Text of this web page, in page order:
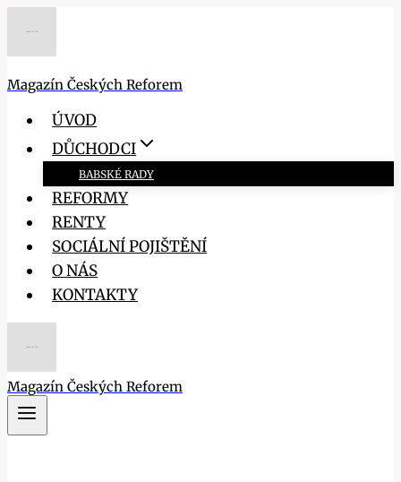
Magazín Českých Reforem
ÚVOD
DŮCHODCI
BABSKÉ RADY
REFORMY
RENTY
SOCIÁLNÍ POJIŠTĚNÍ
O NÁS
KONTAKTY
Magazín Českých Reforem